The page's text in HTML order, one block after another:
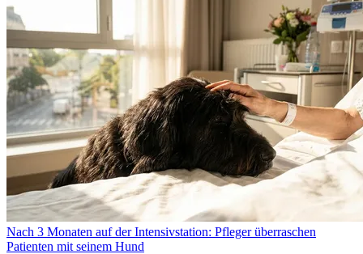
Nach 3 Monaten auf der Intensivstation: Pfleger überraschen
Patienten mit seinem Hund